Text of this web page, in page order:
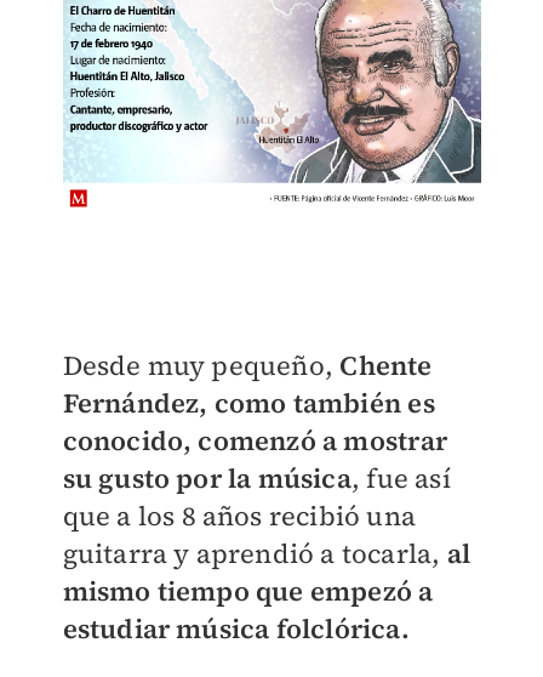
Desde muy pequeño, Chente
Fernández, como también es
conocido, comenzó a mostrar
su gusto por la música, fue así
que a los 8 años recibió una
guitarra y aprendió a tocarla, al
mismo tiempo que empezó a
estudiar música folclórica.